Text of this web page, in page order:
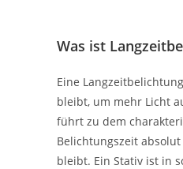
Was ist
Eine
bleibt, um mehr Licht
führt zu dem
Belichtungszeit
bleibt. Ein Stativ ist in